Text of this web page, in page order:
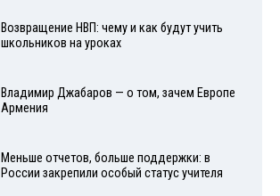
Возвращение НВП: чему и как будут учить
школьников на уроках
Владимир Джабаров — о том, зачем Европе
Армения
Меньше отчетов, больше поддержки: в
России закрепили особый статус учителя